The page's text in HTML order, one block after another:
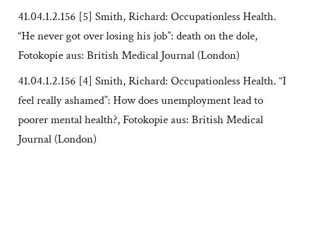
41.04.1.2.156 [5] Smith, Richard: Occupationless Health.
“He never got over losing his job”: death on the dole,
Fotokopie aus: British Medical Journal (London)
41.04.1.2.156 [4] Smith, Richard: Occupationless Health. “I
feel really ashamed”: How does unemployment lead to
poorer mental health?, Fotokopie aus: British Medical
Journal (London)